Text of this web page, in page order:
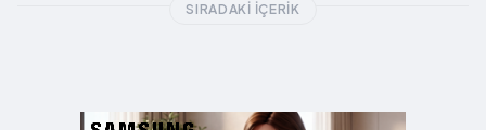
SIRADAKI İÇERIK